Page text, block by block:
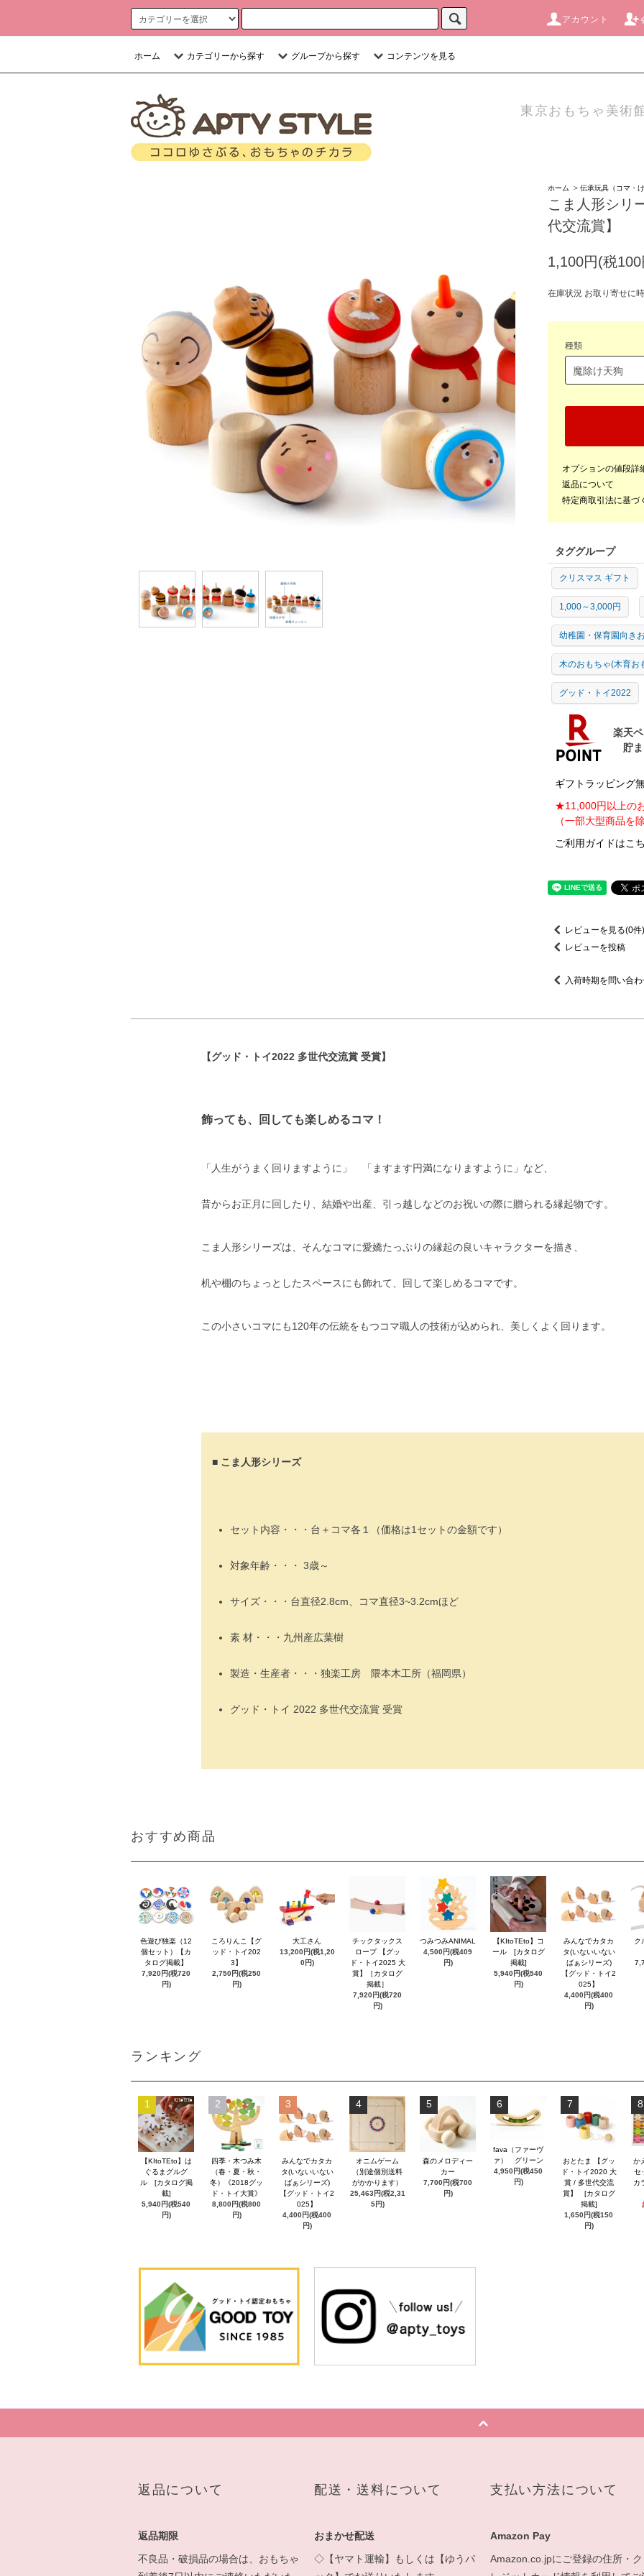
アカウント
ホーム カテゴリーから探す グループから探す コンテンツを見る
東京おもちゃ美術
ホーム > 伝承玩具（コマ・
こま人形シリ
代交流賞】
1,100円(税
在庫状況 お取り寄せに
種類
オプションの値段詳
返品について
特定商取引法に基づ
タググループ
クリスマス ギフト
1,000～3,000円
幼稚園・保育園向き
木のおもちゃ(木育お
グッド・トイ2022
ギフトラッピング
★11,000円以上の
（一部大型商品を
ご利用ガイドはこ
レビューを見る(0件)
レビューを投稿
入荷時期を問い合
【グッド・トイ2022 多世代交流賞 受賞】
飾っても、回しても楽しめるコマ！
「人生がうまく回りますように」 「ますます円満になりますように」など、
昔からお正月に回したり、結婚や出産、引っ越しなどのお祝いの際に贈られる縁起物です。
こま人形シリーズは、そんなコマに愛嬌たっぷりの縁起の良いキャラクターを描き、
机や棚のちょっとしたスペースにも飾れて、回して楽しめるコマです。
この小さいコマにも120年の伝統をもつコマ職人の技術が込められ、美しくよく回ります。
■ こま人形シリーズ
セット内容・・・台＋コマ各１（価格は1セットの金額です）
対象年齢・・・ 3歳～
サイズ・・・台直径2.8cm、コマ直径3~3.2cmほど
素 材・・・九州産広葉樹
製造・生産者・・・独楽工房 隈本木工所（福岡県）
グッド・トイ 2022 多世代交流賞 受賞
おすすめ商品
色遊び独楽（12
個セット）【カ
タログ掲載】
7,920円(税720
円)
ころりんこ【グ
ッド・トイ202
3】
2,750円(税250
円)
大工さん
13,200円(税1,20
0円)
チックタックス
ロープ 【グッ
ド・トイ2025 大
賞】［カタログ
掲載］
7,920円(税720
円)
つみつみANIMAL
4,500円(税409
円)
【KItoTEto】コ
ール [カタログ
掲載]
5,940円(税540
円)
みんなでカタカ
タ(いないいない
ばぁシリーズ)
【グッド・トイ2
025】
4,400円(税400
円)
ク
ランキング
1
【KItoTEto】は
ぐるまグルグ
ル [カタログ掲
載]
5,940円(税540
円)
2
四季・木つみ木
（春・夏・秋・
冬）《2018グッ
ド・トイ大賞》
8,800円(税800
円)
3
みんなでカタカ
タ(いないいない
ばぁシリーズ)
【グッド・トイ2
025】
4,400円(税400
円)
4
オニムゲーム
（別途個別送料
がかかります）
25,463円(税2,31
5円)
5
森のメロディー
カー
7,700円(税700
円)
6
fava（ファーヴ
ァ） グリーン
4,950円(税450
円)
7
おとたま 【グッ
ド・トイ2020 大
賞 / 多世代交流
賞】 [カタログ
掲載]
1,650円(税150
円)
8
か
セ
カ
返品について
返品期限
不良品・破損品の場合は、おもちゃ
配送・送料について
おまかせ配送
◇【ヤマト運輸】もしくは【ゆうパ
支払い方法について
Amazon Pay
Amazon.co.jpにご登録の住所・ク